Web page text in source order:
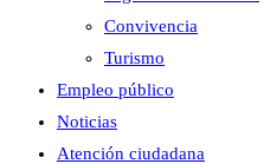
Convivencia
Turismo
Empleo público
Noticias
Atención ciudadana